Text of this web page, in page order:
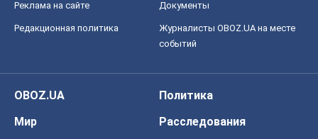
Реклама на сайте Документы
Редакционная политика
Журналисты OBOZ.UA на месте
событий
OBOZ.UA
Политика
Мир
Расследования